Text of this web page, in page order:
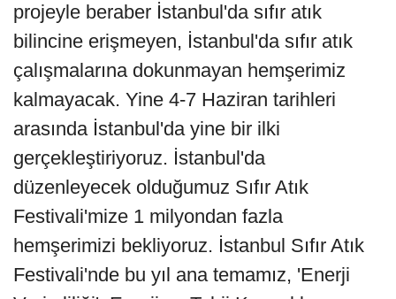
projeyle beraber İstanbul'da sıfır atık
bilincine erişmeyen, İstanbul'da sıfır atık
çalışmalarına dokunmayan hemşerimiz
kalmayacak. Yine 4-7 Haziran tarihleri
arasında İstanbul'da yine bir ilki
gerçekleştiriyoruz. İstanbul'da
düzenleyecek olduğumuz Sıfır Atık
Festivali'mize 1 milyondan fazla
hemşerimizi bekliyoruz. İstanbul Sıfır Atık
Festivali'nde bu yıl ana temamız, 'Enerji